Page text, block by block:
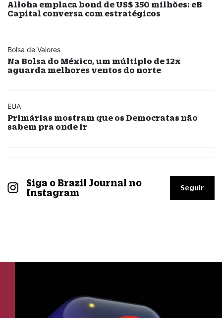
Alloha emplaca bond de US$ 350 milhões; eB
Capital conversa com estratégicos
Bolsa de Valores
Na Bolsa do México, um múltiplo de 12x
aguarda melhores ventos do norte
EUA
Primárias mostram que os Democratas não
sabem pra onde ir
Siga o Brazil Journal no
Instagram
Seguir